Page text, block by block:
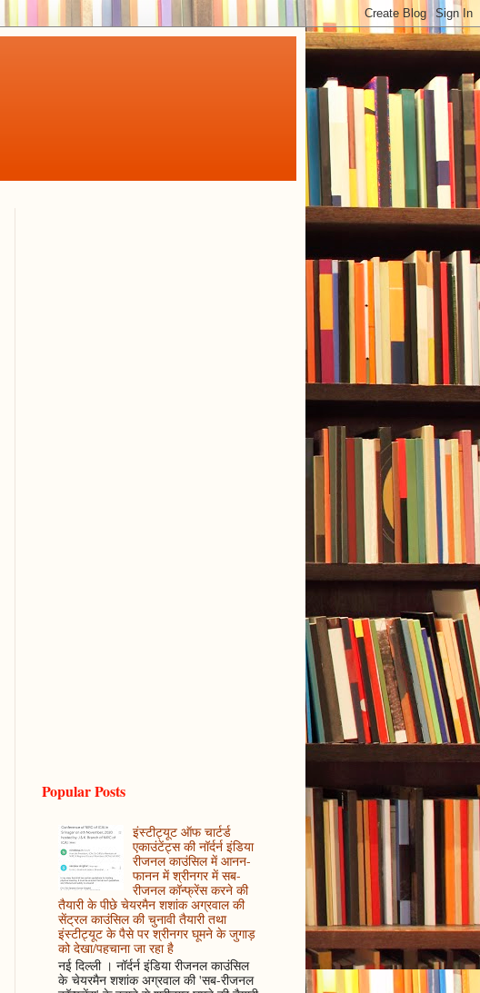
Popular Posts
इंस्टीट्यूट ऑफ चार्टर्ड
एकाउंटेंट्स की नॉर्दर्न इंडिया
रीजनल काउंसिल में आनन-
फानन में श्रीनगर में सब-
रीजनल कॉन्फ्रेंस करने की
तैयारी के पीछे चेयरमैन शशांक अग्रवाल की
सेंट्रल काउंसिल की चुनावी तैयारी तथा
इंस्टीट्यूट के पैसे पर श्रीनगर घूमने के जुगाड़
को देखा/पहचाना जा रहा है
नई दिल्ली । नॉर्दर्न इंडिया रीजनल काउंसिल
के चेयरमैन शशांक अग्रवाल की 'सब-रीजनल